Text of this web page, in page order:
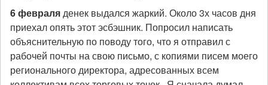
6 февраляденек выдался жаркий. Около 3х часов дня
приехал опять этот эсбэшник. Попросил написать
объяснительную по поводу того, что я отправил с
рабочей почты на свою письмо, с копиями писем моего
регионального директора, адресованных всем